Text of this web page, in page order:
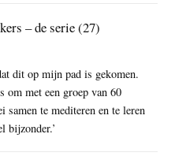
– de serie (27)
dit op mijn pad is gekomen.
met een groep van 60
samen te mediteren en te leren
bijzonder.’